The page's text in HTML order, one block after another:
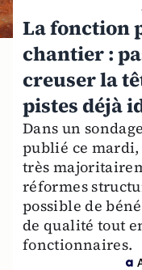
La fonction
chantier :
creuser la
pistes déjà
Dans un
publié ce
très
réformes
possible de
de qualité tout
fonctionnaires.